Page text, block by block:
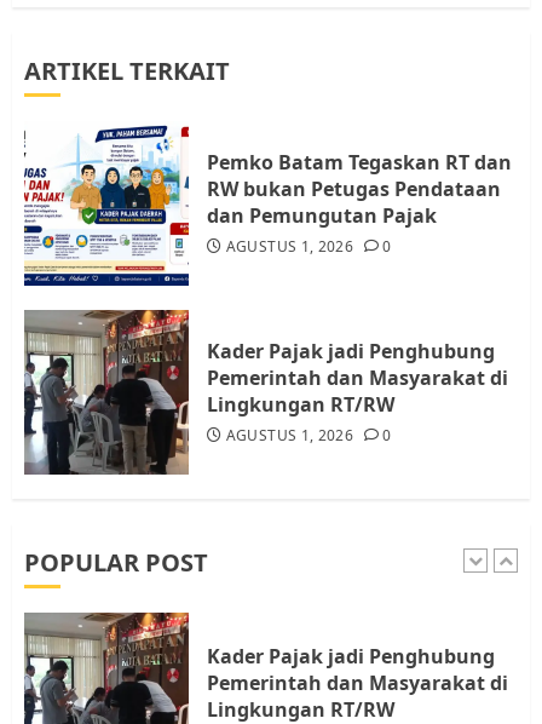
ARTIKEL TERKAIT
Pemko Batam Tegaskan RT dan
RW bukan Petugas Pendataan
dan Pemungutan Pajak
AGUSTUS 1, 2026 0
Kader Pajak jadi Penghubung
Pemerintah dan Masyarakat di
Lingkungan RT/RW
AGUSTUS 1, 2026 0
POPULAR POST
4
Warga Rempang Ajukan
Resahkan Warga
JULI 17, 2026 0
5
JULI 15, 2026 0
1
Kader Pajak jadi Penghubung
Pemerintah dan Masyarakat di
Lingkungan RT/RW